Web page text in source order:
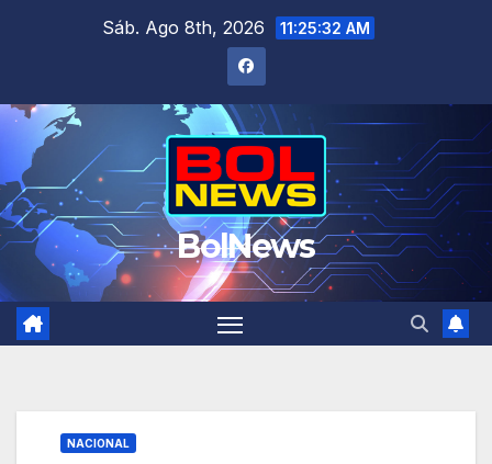
Sáb. Ago 8th, 2026 11:25:32 AM
BolNews
NACIONAL